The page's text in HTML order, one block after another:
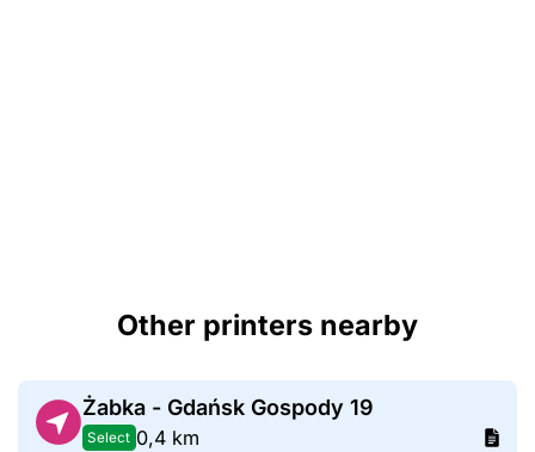
Other printers nearby
Żabka - Gdańsk Gospody 19
Select 0,4 km